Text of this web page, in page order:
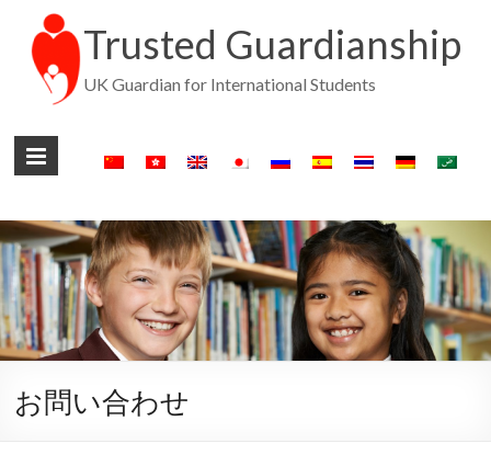
Trusted Guardianship
UK Guardian for International Students
お問い合わせ